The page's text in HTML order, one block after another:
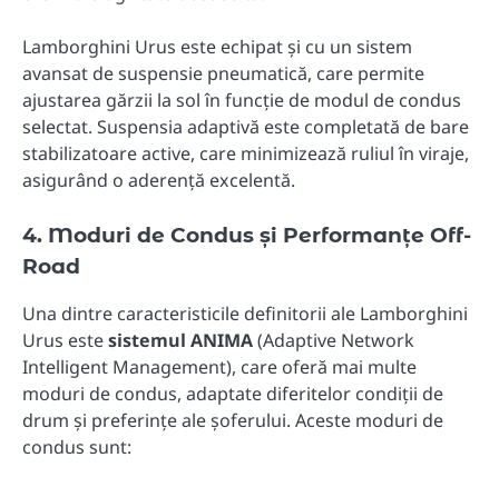
Lamborghini Urus este echipat și cu un sistem
avansat de suspensie pneumatică, care permite
ajustarea gărzii la sol în funcție de modul de condus
selectat. Suspensia adaptivă este completată de bare
stabilizatoare active, care minimizează ruliul în viraje,
asigurând o aderență excelentă.
4. Moduri de Condus și Performanțe Off-
Road
Una dintre caracteristicile definitorii ale Lamborghini
Urus estesistemul ANIMA(Adaptive Network
Intelligent Management), care oferă mai multe
moduri de condus, adaptate diferitelor condiții de
drum și preferințe ale șoferului. Aceste moduri de
condus sunt: